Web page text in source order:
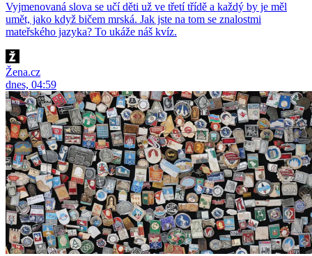
Vyjmenovaná slova se učí děti už ve třetí třídě a každý by je měl
umět, jako když bičem mrská. Jak jste na tom se znalostmi
mateřského jazyka? To ukáže náš kvíz.
Žena.cz
dnes, 04:59